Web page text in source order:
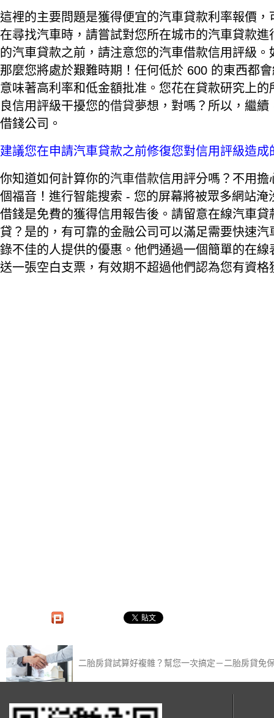
這裡的主要問題是獲得便宜的汽車貸款利率報價
在尋找汽車時，請嘗試對您所在城市的汽車貸款
的汽車貸款之前，請注意您的汽車借款信用評級
那麼您將處於艱難時期！任何低於 600 的東西都
意味著高利率和低金額批准。您花在貸款研究上
良信用評級干擾您的借貸夢想，對嗎？所以，繼續
借錢公司。
建議您在申請汽車貸款之前修復您對信用評級造成
你知道如何計算你的汽車借款信用評分嗎？不用擔
個福音！進行智能搜索 - 您的屏幕將被眾多網站
借錢是免費的獲得信用報告後。請留意在線汽車
貸？是的，有可靠的金融公司可以滿足需要快速
錄不佳的人提供的優惠。他們通過一個簡單的在線
送一張空白支票，有效期不超過他們認為您有資
二胎房貸試算好複雜？幫您一次搞定－二胎房貸免